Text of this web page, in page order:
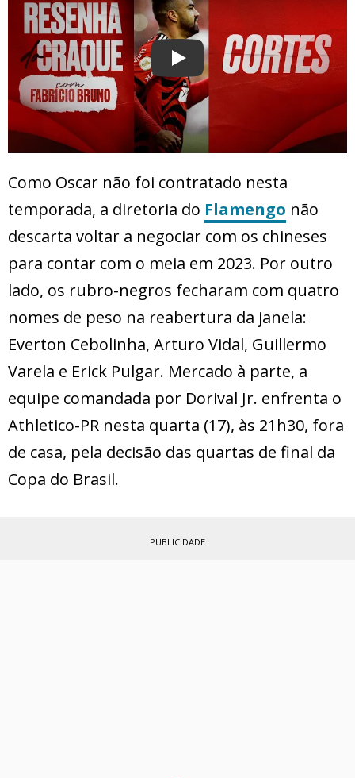
Play
Como Oscar não foi contratado nesta
temporada, a diretoria do Flamengo não
descarta voltar a negociar com os chineses
para contar com o meia em 2023. Por outro
lado, os rubro-negros fecharam com quatro
nomes de peso na reabertura da janela:
Everton Cebolinha, Arturo Vidal, Guillermo
Varela e Erick Pulgar. Mercado à parte, a
equipe comandada por Dorival Jr. enfrenta o
Athletico-PR nesta quarta (17), às 21h30, fora
de casa, pela decisão das quartas de final da
Copa do Brasil.
PUBLICIDADE